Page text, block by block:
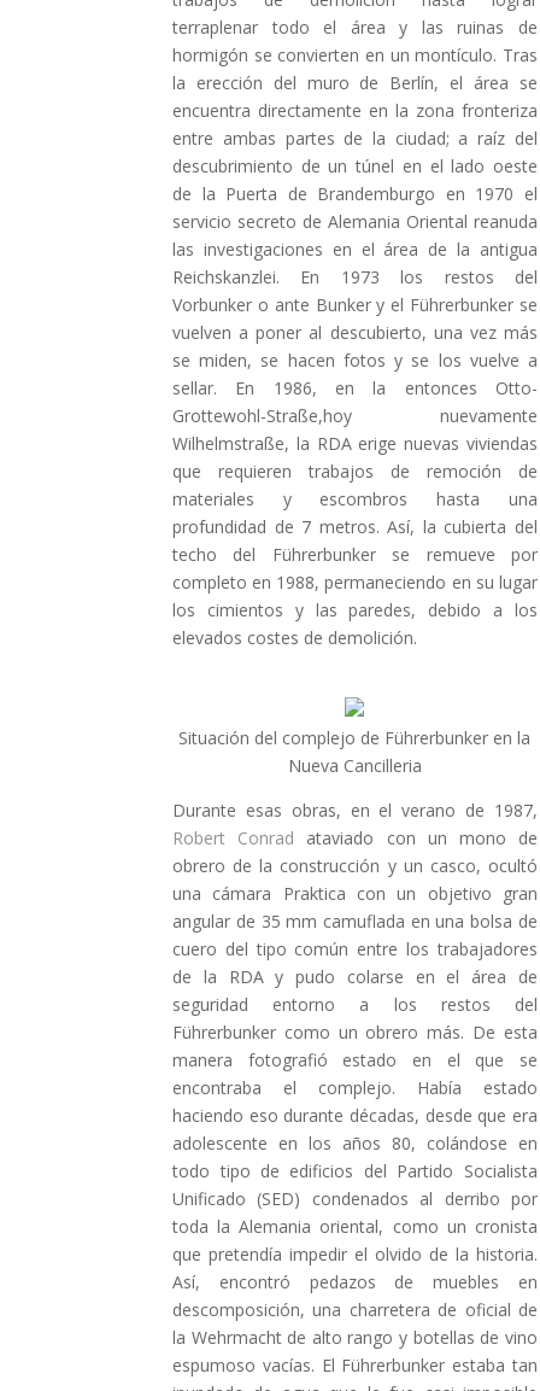
terraplenar todo el área y las ruinas de
hormigón se convierten en un montículo. Tras
la erección del muro de Berlín, el área se
encuentra directamente en la zona fronteriza
entre ambas partes de la ciudad; a raíz del
descubrimiento de un túnel en el lado oeste
de la Puerta de Brandemburgo en 1970 el
servicio secreto de Alemania Oriental reanuda
las investigaciones en el área de la antigua
Reichskanzlei. En 1973 los restos del
Vorbunker o ante Bunker y el Führerbunker se
vuelven a poner al descubierto, una vez más
se miden, se hacen fotos y se los vuelve a
sellar. En 1986, en la entonces Otto-
Grottewohl-Straße,hoy nuevamente
Wilhelmstraße, la RDA erige nuevas viviendas
que requieren trabajos de remoción de
materiales y escombros hasta una
profundidad de 7 metros. Así, la cubierta del
techo del Führerbunker se remueve por
completo en 1988, permaneciendo en su lugar
los cimientos y las paredes, debido a los
elevados costes de demolición.
Situación del complejo de Führerbunker en la
Nueva Cancilleria
Durante esas obras, en el verano de 1987,
Robert Conrad ataviado con un mono de
obrero de la construcción y un casco, ocultó
una cámara Praktica con un objetivo gran
angular de 35 mm camuflada en una bolsa de
cuero del tipo común entre los trabajadores
de la RDA y pudo colarse en el área de
seguridad entorno a los restos del
Führerbunker como un obrero más. De esta
manera fotografió estado en el que se
encontraba el complejo. Había estado
haciendo eso durante décadas, desde que era
adolescente en los años 80, colándose en
todo tipo de edificios del Partido Socialista
Unificado (SED) condenados al derribo por
toda la Alemania oriental, como un cronista
que pretendía impedir el olvido de la historia.
Así, encontró pedazos de muebles en
descomposición, una charretera de oficial de
la Wehrmacht de alto rango y botellas de vino
espumoso vacías. El Führerbunker estaba tan